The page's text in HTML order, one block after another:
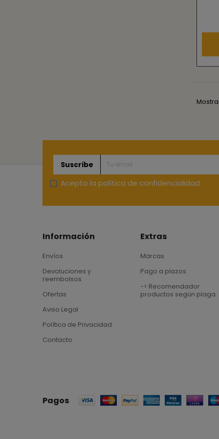
Suscribe
Acepto la política de confidencialidad
Información
Envíos
Devoluciones y
reembolsos
Ofertas
Aviso Legal
Política de Privacidad
Contacto
Extras
Marcas
Pago a plazos
-> Recomendador
productos según plaga
Pagos